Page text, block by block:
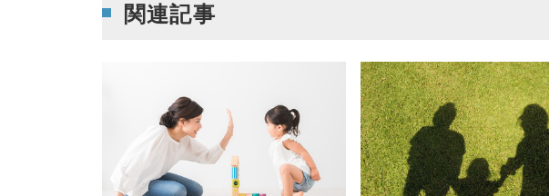
関連記事